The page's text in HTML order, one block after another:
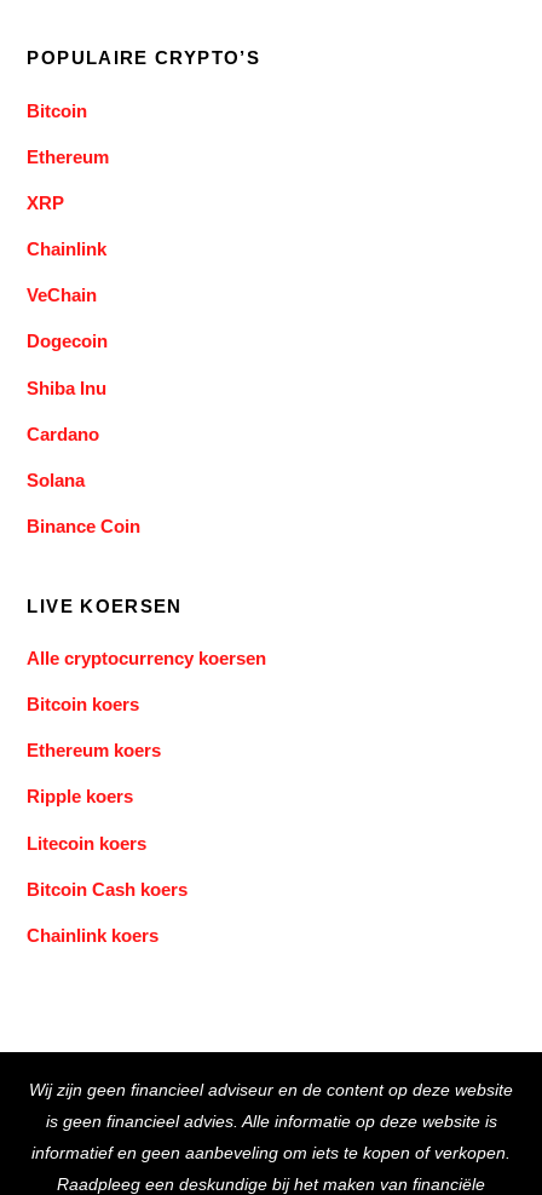
POPULAIRE CRYPTO’S
Bitcoin
Ethereum
XRP
Chainlink
VeChain
Dogecoin
Shiba Inu
Cardano
Solana
Binance Coin
LIVE KOERSEN
Alle cryptocurrency koersen
Bitcoin koers
Ethereum koers
Ripple koers
Litecoin koers
Bitcoin Cash koers
Chainlink koers
To
Top
Wij zijn geen financieel adviseur en de content op deze website
is geen financieel advies. Alle informatie op deze website is
informatief en geen aanbeveling om iets te kopen of verkopen.
Raadpleeg een deskundige bij het maken van financiële